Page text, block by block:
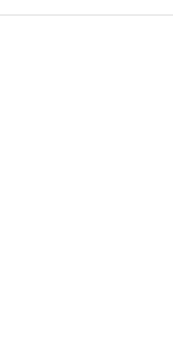
"이라고
인됐다. 이